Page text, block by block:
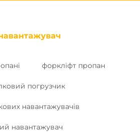
форкліфт пропан
погрузчик
навантажувачів
навантажувач